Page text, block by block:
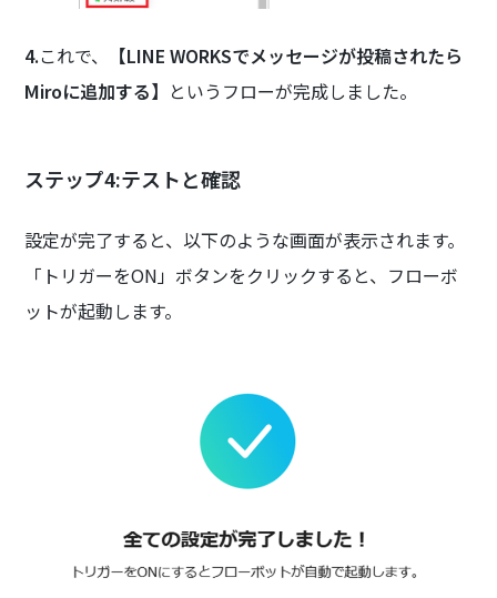
4.これで、
【LINE WORKSでメッセージが投稿されたら
Miroに追加する】 というフローが完成しました。
ステップ4:テストと確認
設定が完了すると、以下のような画面が表示されます。
「トリガーをON」ボタンをクリックすると、フローボ
ットが起動します。